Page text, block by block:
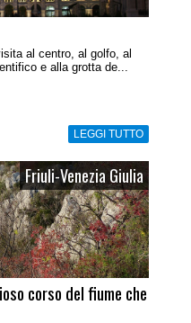
al centro, al golfo, al
e alla grotta de...
LEGGI TUTTO
Friuli-Venezia Giulia
corso del fiume che